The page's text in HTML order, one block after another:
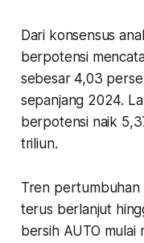
Dari konsensus
berpotensi
sebesar 4,03
sepanjang 2024.
berpotensi naik
triliun.
Tren pertumbuhan
terus berlanjut
bersih AUTO mulai